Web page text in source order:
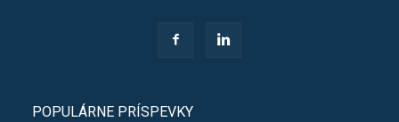
POPULÁRNE PRÍSPEVKY